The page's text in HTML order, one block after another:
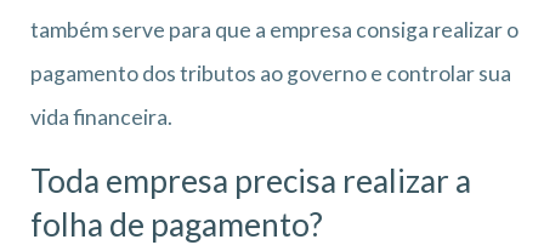
também serve para que a empresa consiga realizar o
pagamento dos tributos ao governo e controlar sua
vida financeira.
Toda empresa precisa realizar a
folha de pagamento?